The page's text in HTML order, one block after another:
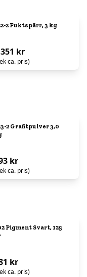
2 Fuktspärr, 3 kg
kr
ca. pris)
2 Grafitpulver 3,0
kr
ca. pris)
Pigment Svart, 125
kr
ca. pris)